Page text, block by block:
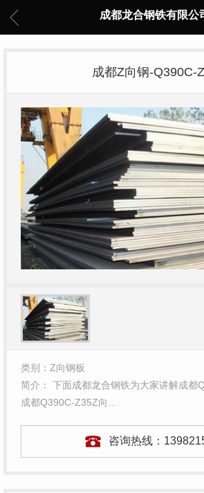
成都龙合钢铁有限公
成都Z向钢-Q390C-
类别：Z向钢板
简介： 下面成都龙合钢铁为大家讲解成都
成都Q390C-Z35Z向…
咨询热线：